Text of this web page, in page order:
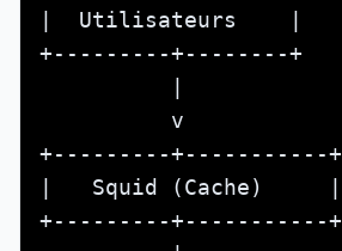
|  Utilisateurs    |
+---------+--------+
          v
+---------+-----------+
|   Squid (Cache)     |
+---------+-----------+